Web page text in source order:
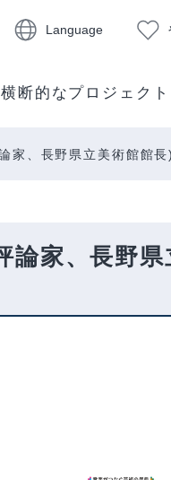
Language
断的なプロジェクト
家、長野県立美術館館
家、長野